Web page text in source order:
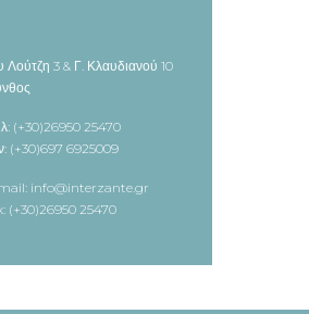
Λούτζη 3 & Γ. Κλαυδιανού 10
(+30)26950 25470
(+30)697 6925009
info@interzante.gr
(+30)26950 25470